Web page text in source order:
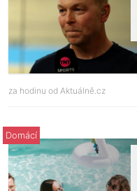
za hodinu od Aktuálně.cz
Domácí